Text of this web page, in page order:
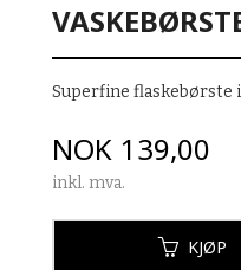
Superfine flaskebørste
Pris
NOK 139,00
inkl. mva.
KJØP